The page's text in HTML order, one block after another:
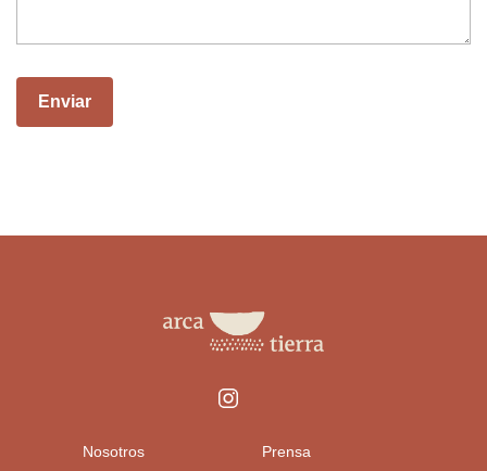
Nosotros Prensa